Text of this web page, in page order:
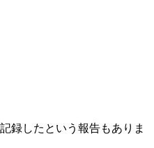
録したという報告もありま